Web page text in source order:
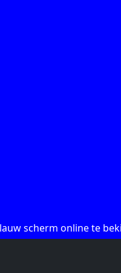
scherm online te